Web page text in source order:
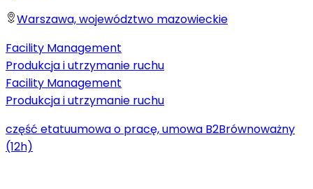
Warszawa, województwo mazowieckie
Facility Management
Produkcja i utrzymanie ruchu
Facility Management
Produkcja i utrzymanie ruchu
część etatuumowa o pracę, umowa B2Brównoważny
(12h)